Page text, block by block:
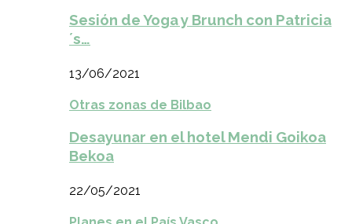
Sesión de Yoga y Brunch con Patricia
´s…
13/06/2021
Otras zonas de Bilbao
Desayunar en el hotel Mendi Goikoa
Bekoa
22/05/2021